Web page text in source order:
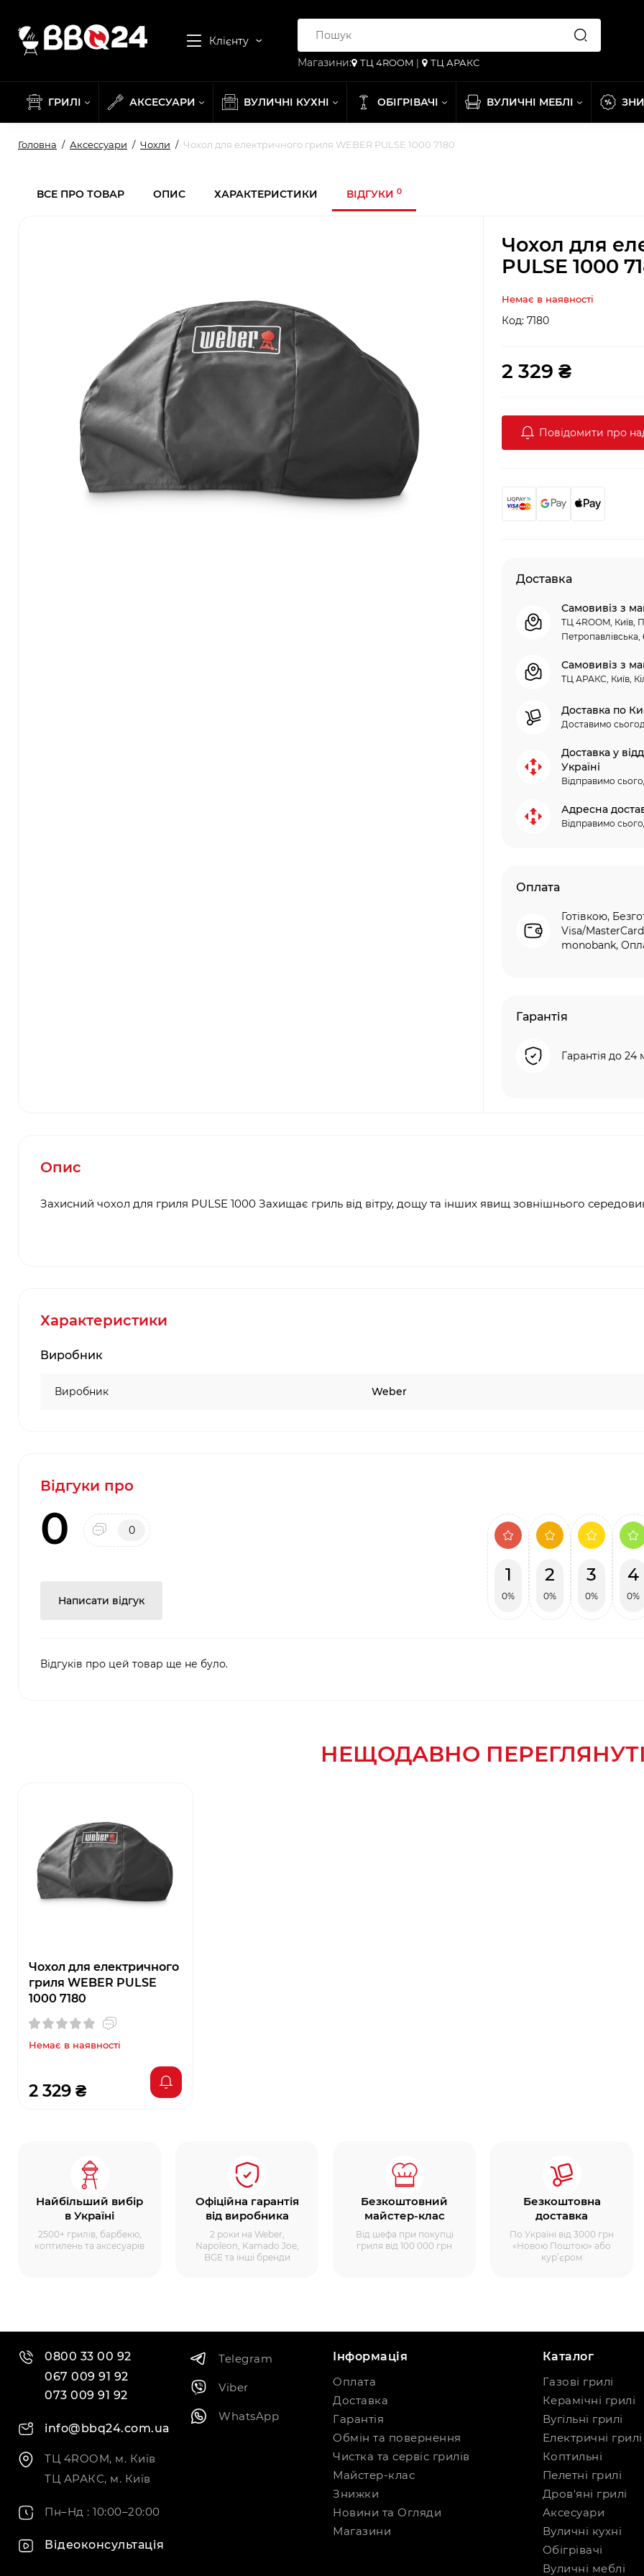
Клієнту
Магазини:
ТЦ 4ROOM | ТЦ АРАКС
ГРИЛІ АКСЕСУАРИ ВУЛИЧНІ КУХНІ ОБІГРІВАЧІ ВУЛИЧНІ МЕБЛІ
Головна Аксессуари Чохли Чохол для електричного гриля WEBER PULSE 1000 7180
ВСЕ ПРО ТОВАР ОПИС ХАРАКТЕРИСТИКИ ВІДГУКИ 0
Чохол для
PULSE 1000
Немає в наявності
Код: 7180
2 329 ₴
Повідомити про
Доставка
Самовивіз з
ТЦ 4ROOM, Київ,
Петропавлівська,
Самовивіз з
ТЦ АРАКС, Київ,
Доставка по
Доставимо
Доставка у
Україні
Відправимо
Адресна
Відправимо
Оплата
Готівкою,
Visa/
monobank,
Гарантія
Гарантія до 24
Опис
Захисний чохол для гриля PULSE 1000 Захищає гриль від вітру, дощу та інших явищ зовнішнього
Характеристики
Виробник
Виробник Weber
Відгуки про
0 0
Написати відгук
1
0%
2
0%
3
0%
4
0%
Відгуків про цей товар ще не було.
НЕЩОДАВНО
Чохол для електричного
гриля WEBER PULSE
1000 7180
Немає в наявності
2 329 ₴
Найбільший вибір
в Україні
2500+ грилів, барбекю,
коптилень та аксесуарів
Офіційна гарантія
від виробника
2 роки на Weber,
Napoleon, Kamado Joe,
BGE та інші бренди
Безкоштовний
майстер-клас
Від шефа при покупці
гриля від 100 000 грн
Безкоштовна
доставка
По Україні від 3000 грн
«Новою Поштою» або
кур’єром
0800 33 00 92
067 009 91 92
073 009 91 92
info@bbq24.com.ua
ТЦ 4ROOM, м. Київ
ТЦ АРАКС, м. Київ
Пн–Нд : 10:00–20:00
Відеоконсультація
Telegram
Viber
WhatsApp
Інформація
Оплата
Доставка
Гарантія
Обмін та повернення
Чистка та сервіс грилів
Майстер-клас
Знижки
Новини та Огляди
Магазини
Каталог
Газові грилі
Керамічні грилі
Вугільні грилі
Електричні грилі
Коптильні
Пелетні грилі
Дров'яні грилі
Аксесуари
Вуличні кухні
Обігрівачі
Вуличні меблі